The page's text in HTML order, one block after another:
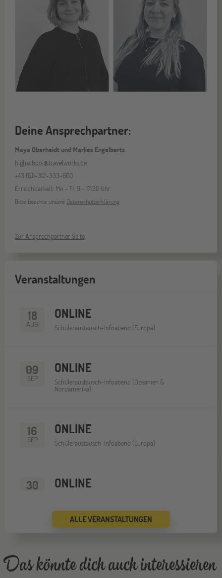
Deine Ansprechpartner:
Maya Oberheidt und Marlies Engelbertz
highschool@travelworks.de
+43 (0)1-312-333-600
Erreichbarkeit: Mo - Fr, 9 - 17:30 Uhr
Bitte beachte unsere Datenschutzerklärung
Zur Ansprechpartner Seite
Veranstaltungen
18
AUG
ONLINE
Schüleraustausch-Infoabend (Europa)
09
SEP
ONLINE
Schüleraustausch-Infoabend (Ozeanien &
Nordamerika)
16
SEP
ONLINE
Schüleraustausch-Infoabend (Europa)
30 ONLINE
ALLE VERANSTALTUNGEN
Das könnte dich auch interessieren